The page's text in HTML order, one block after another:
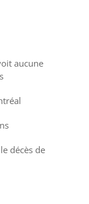
aucune
décès de